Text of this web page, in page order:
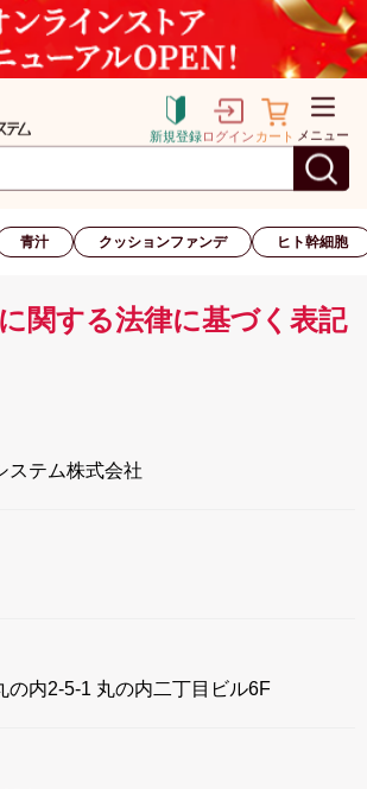
新規登録ログイン カート メニュー
青汁 クッションファンデ ヒト幹細胞
関する法律に基づく表記
ステム株式会社
の内2-5-1 丸の内二丁目ビル6F